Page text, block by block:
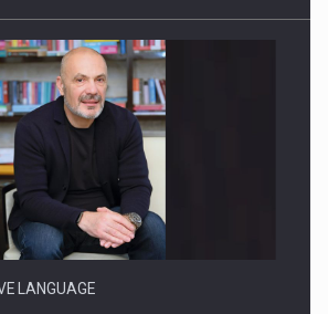
Evolution-RETHINK STRATEGY-Finantare
LANGUAGE